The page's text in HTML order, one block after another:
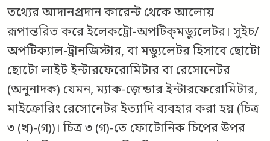
তথ্যের আদানপ্রদান কারেন্ট থেকে আলোয়
রূপান্তরিত করে ইলেকট্রো-অপটিক্‌মড্যুলেটর। সুইচ/
অপটিক্যাল-ট্রানজিস্টার, বা মড্যুলেটর হিসাবে ছোটো
ছোটো লাইট ইন্টারফেরোমিটার বা রেসোনেটর
(অনুনাদক) যেমন, ম্যাক-জ়েন্ডার ইন্টারফেরোমিটার,
মাইক্রোরিং রেসোনেটর ইত্যাদি ব্যবহার করা হয় (চিত্র
৩ (খ)-(গ))। চিত্র ৩ (গ)-তে ফোটোনিক চিপের উপর